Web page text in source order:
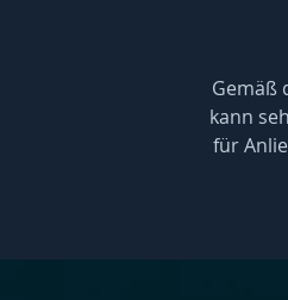
Gemäß
kann
für